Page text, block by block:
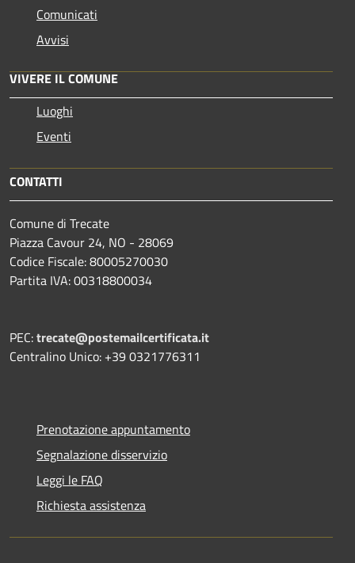
Comunicati
Avvisi
VIVERE IL COMUNE
Luoghi
Eventi
CONTATTI
Comune di Trecate
Piazza Cavour 24, NO - 28069
Codice Fiscale: 80005270030
Partita IVA: 00318800034
PEC:trecate@postemailcertificata.it
Centralino Unico: +39 0321776311
Prenotazione appuntamento
Segnalazione disservizio
Leggi le FAQ
Richiesta assistenza